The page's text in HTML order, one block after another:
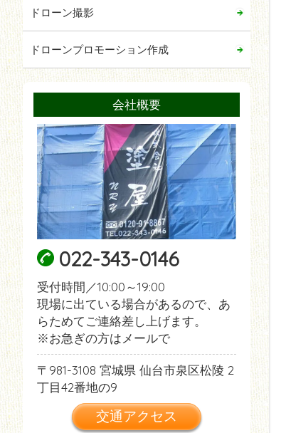
ドローン撮影
ドローンプロモーション作成
会社概要
022-343-0146
受付時間／10:00～19:00
現場に出ている場合があるので、あ
らためてご連絡差し上げます。
※お急ぎの方はメールで
981-3108 宮城県 仙台市泉区松陵 2
丁目42番地の9
交通アクセス